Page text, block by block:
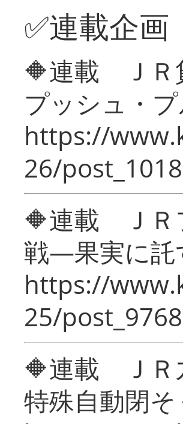
✅連載企画
🔶連載 ＪＲ
プッシュ・
https://
26/
🔶連載 ＪＲ
戦―果実に
https://
25/
🔶連載 ＪＲ
特殊自動閉そ